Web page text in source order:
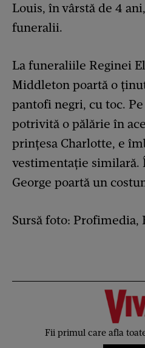
Louis, în vârstă de 4
funeralii.
La funeraliile Reginei
Middleton poartă o
pantofi negri, cu toc. Pe
potrivită o pălărie în
prințesa Charlotte, e
vestimentație
George poartă un
Sursă foto: Profimedia,
Fii primul care afla